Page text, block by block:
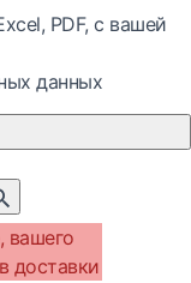
PDF, с вашей
данных
вашего
доставки